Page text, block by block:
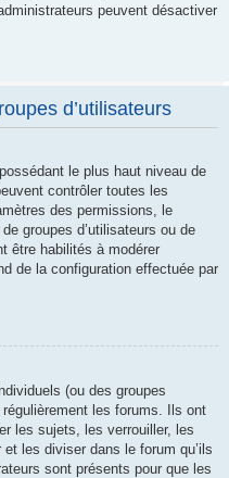
peuvent désactiver
d’utilisateurs
le plus haut niveau de
contrôler toutes les
des permissions, le
groupes d’utilisateurs ou de
être habilités à modérer
de la configuration effectuée par
(ou des groupes
les forums. Ils ont
les sujets, les verrouiller, les
les diviser dans le forum qu’ils
sont présents pour que les